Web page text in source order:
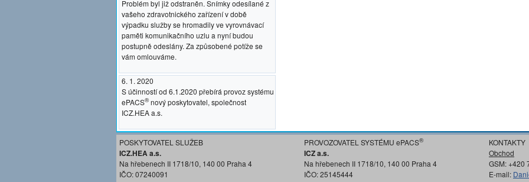
Problém byl již odstraněn. Snímky odesílané z
vašeho zdravotnického zařízení v době
výpadku služby se hromadily ve vyrovnávací
paměti komunikačního uzlu a nyní budou
postupně odeslány. Za způsobené potíže se
vám omlouváme.
6. 1. 2020
S účinností od 6.1.2020 přebírá provoz systému
ePACS®nový poskytovatel, společnost
ICZ.HEA a.s.
POSKYTOVATEL SLUŽEB
ICZ.HEA a.s.
Na hřebenech II 1718/10, 140 00 Praha 4
IČO: 07240091
PROVOZOVATEL SYSTÉMU ePACS®
ICZ a.s.
Na hřebenech II 1718/10, 140 00 Praha 4
IČO: 25145444
KONTAKTY
Obchod
GSM: +420
E-mail: